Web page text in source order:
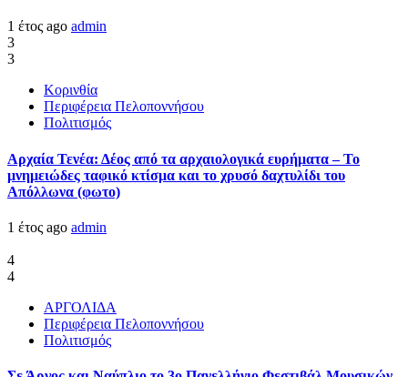
1 έτος ago admin
3
3
Κορινθία
Περιφέρεια Πελοποννήσου
Πολιτισμός
Αρχαία Τενέα: Δέος από τα αρχαιολογικά ευρήματα – Το
μνημειώδες ταφικό κτίσμα και το χρυσό δαχτυλίδι του
Απόλλωνα (φωτο)
1 έτος ago admin
4
4
ΑΡΓΟΛΙΔΑ
Περιφέρεια Πελοποννήσου
Πολιτισμός